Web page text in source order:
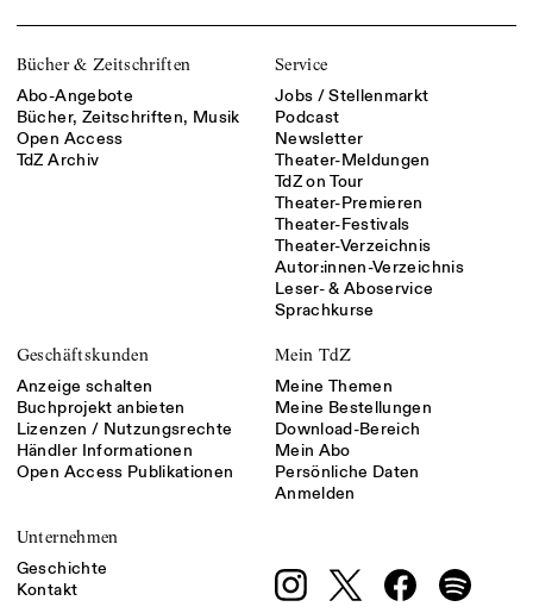
Bücher & Zeitschriften
Abo-Angebote
Bücher, Zeitschriften, Musik
Open Access
TdZ Archiv
Service
Jobs / Stellenmarkt
Podcast
Newsletter
Theater-Meldungen
TdZ on Tour
Theater-Premieren
Theater-Festivals
Theater-Verzeichnis
Autor:innen-Verzeichnis
Leser- & Aboservice
Sprachkurse
Geschäftskunden
Anzeige schalten
Buchprojekt anbieten
Lizenzen / Nutzungsrechte
Händler Informationen
Open Access Publikationen
Mein TdZ
Meine Themen
Meine Bestellungen
Download-Bereich
Mein Abo
Persönliche Daten
Anmelden
Unternehmen
Geschichte
Kontakt